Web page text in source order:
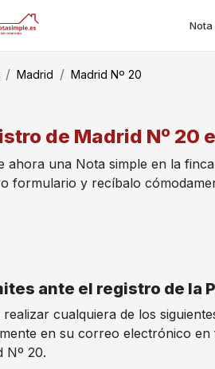
Nota
Madrid Madrid Nº 20
de Madrid Nº 20
ahora una Nota simple en la
formulario y recíbalo
ante el registro de la
realizar cualquiera de los
en su correo electrónico
Nº 20.